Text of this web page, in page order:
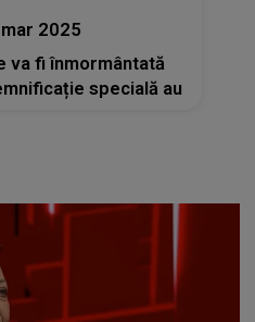
2025
va fi înmormântată
specială au